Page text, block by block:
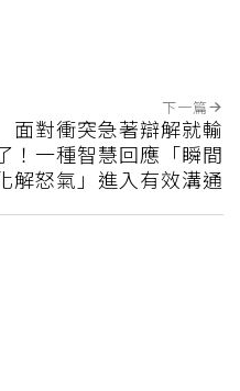
下一篇
面對衝突急著辯解就輸
！一種智慧回應「瞬間
解怒氣」進入有效溝通